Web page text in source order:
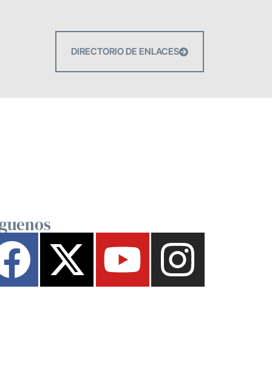
DIRECTORIO DE ENLACES